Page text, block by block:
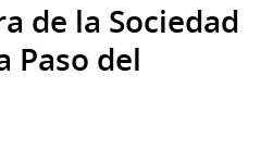
de la Sociedad
Paso del